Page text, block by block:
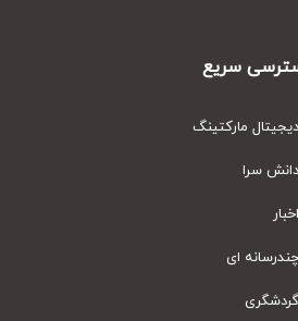
سریع
مارکتینگ
سرا
ای